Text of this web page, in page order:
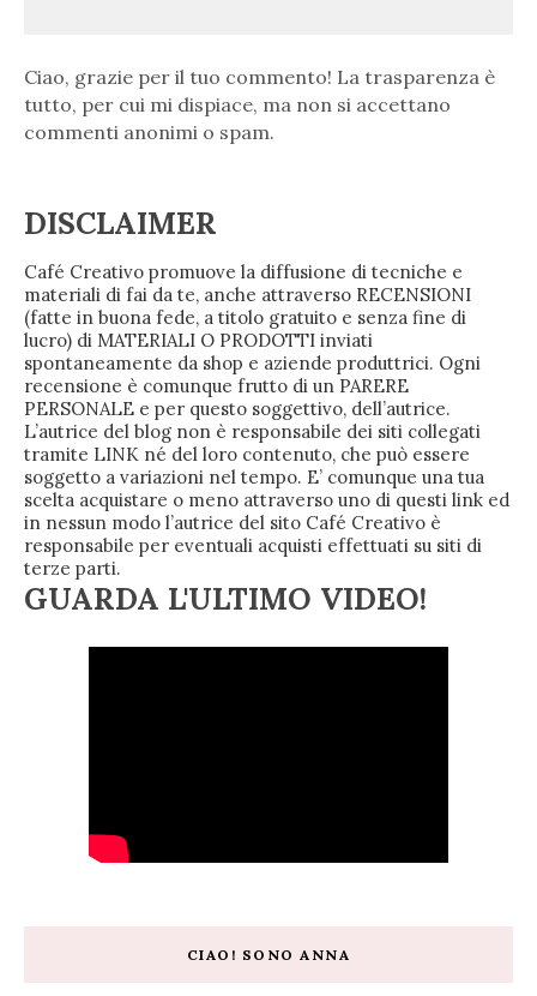
Ciao, grazie per il tuo commento! La trasparenza è
tutto, per cui mi dispiace, ma non si accettano
commenti anonimi o spam.
DISCLAIMER
Café Creativo promuove la diffusione di tecniche e
materiali di fai da te, anche attraverso RECENSIONI
(fatte in buona fede, a titolo gratuito e senza fine di
lucro) di MATERIALI O PRODOTTI inviati
spontaneamente da shop e aziende produttrici. Ogni
recensione è comunque frutto di un PARERE
PERSONALE e per questo soggettivo, dell’autrice.
L’autrice del blog non è responsabile dei siti collegati
tramite LINK né del loro contenuto, che può essere
soggetto a variazioni nel tempo. E’ comunque una tua
scelta acquistare o meno attraverso uno di questi link ed
in nessun modo l’autrice del sito Café Creativo è
responsabile per eventuali acquisti effettuati su siti di
terze parti.
GUARDA L'ULTIMO VIDEO!
CIAO! SONO ANNA